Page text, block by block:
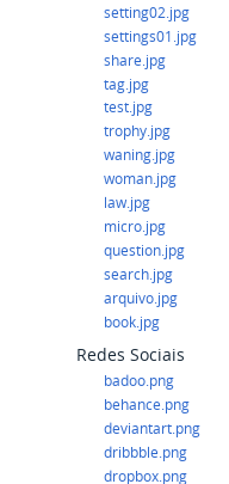
setting02.jpg
settings01.jpg
share.jpg
tag.jpg
test.jpg
trophy.jpg
waning.jpg
woman.jpg
law.jpg
micro.jpg
question.jpg
search.jpg
arquivo.jpg
book.jpg
Redes Sociais
badoo.png
behance.png
deviantart.png
dribbble.png
dropbox.png